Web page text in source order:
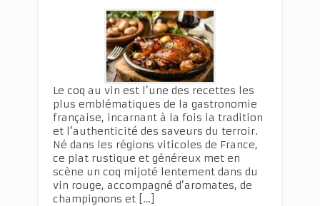
Le coq au vin est l’une des recettes les
plus emblématiques de la gastronomie
française, incarnant à la fois la tradition
et l’authenticité des saveurs du terroir.
Né dans les régions viticoles de France,
ce plat rustique et généreux met en
scène un coq mijoté lentement dans du
vin rouge, accompagné d’aromates, de
champignons et […]